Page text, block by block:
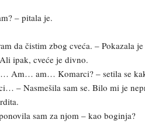
– pitala je.
da čistim zbog cveća. – Pokazala
ipak, cveće je divno.
Am… am… Komarci? – setila se
– Nasmešila sam se. Bilo mi je
sam za njom – kao boginja?